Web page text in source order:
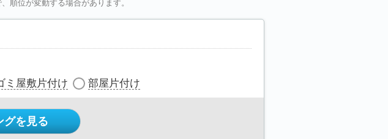
順位が変動する場合があります。
ミ屋敷片付け 部屋片付け
グを見る